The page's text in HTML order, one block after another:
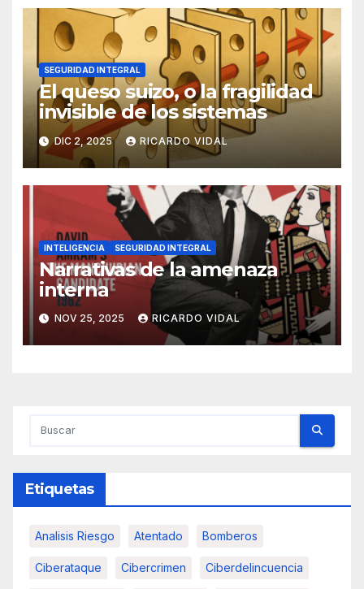
SEGURIDAD INTEGRAL
El queso suizo, o la fragilidad
invisible de los sistemas
DIC 2, 2025 RICARDO VIDAL
INTELIGENCIA SEGURIDAD INTEGRAL
Narrativas de la amenaza
interna
NOV 25, 2025 RICARDO VIDAL
Etiquetas
Analisis Riesgo Atentado Bomberos
Ciberataque Cibercrimen Ciberdelincuencia